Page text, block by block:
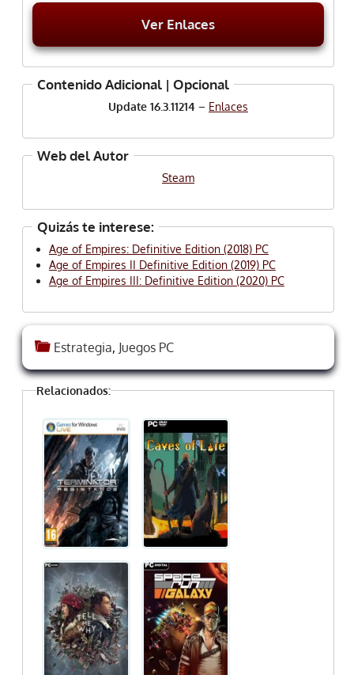
Ver Enlaces
Contenido Adicional | Opcional
Update 16.3.11214– Enlaces
Web del Autor
Steam
Quizás te interese:
Age of Empires: Definitive Edition (2018) PC
Age of Empires II Definitive Edition (2019) PC
Age of Empires III: Definitive Edition (2020) PC
Estrategia, Juegos PC
Relacionados: